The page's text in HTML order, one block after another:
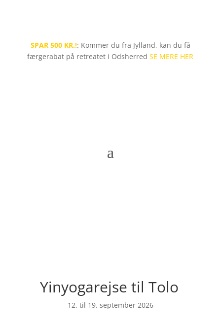
SPAR 500 KR.!: Kommer du fra Jylland, kan du få
færgerabat på retreatet i OdsherredSE MERE HER
Yinyogarejse til Tolo
12. til 19. september 2026